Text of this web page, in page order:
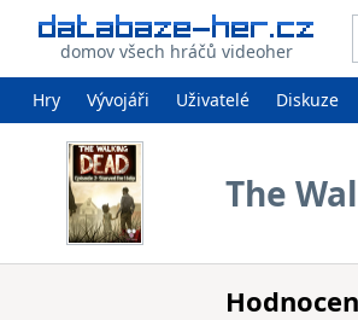
domov všech hráčů videoher
Hry Vývojáři Uživatelé Diskuze
The